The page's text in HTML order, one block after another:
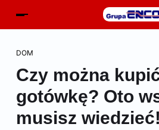
DOM
Czy można
gotówkę? Oto
musisz wiedzieć!